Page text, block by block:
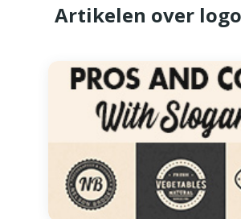
Artikelen over